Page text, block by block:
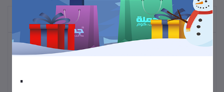
المنتجات التي يتم شراؤها بشكل متكرر
أكثر المنتجات مبيعًا
.